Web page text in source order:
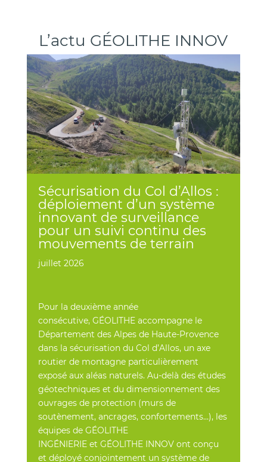
L’actu GÉOLITHE INNOV
Sécurisation du Col d’Allos :
déploiement d’un système
innovant de surveillance
pour un suivi continu des
mouvements de terrain
juillet 2026
Pour la deuxième année
consécutive, GÉOLITHE accompagne le
Département des Alpes de Haute-Provence
dans la sécurisation du Col d’Allos, un axe
routier de montagne particulièrement
exposé aux aléas naturels. Au-delà des études
géotechniques et du dimensionnement des
ouvrages de protection (murs de
soutènement, ancrages, confortements…), les
équipes de GÉOLITHE
INGÉNIERIE et GÉOLITHE INNOV ont conçu
et déployé conjointement un système de